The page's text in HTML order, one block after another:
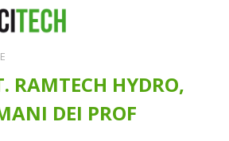
RAMTECH HYDRO,
DEI PROF